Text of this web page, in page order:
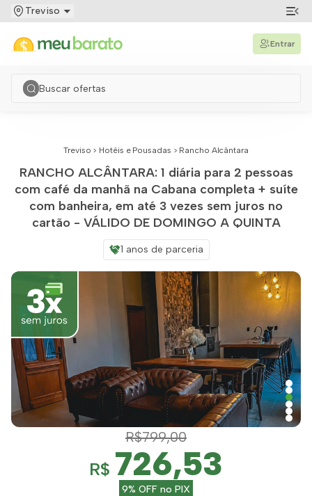
Treviso
Entrar
Treviso > Hotéis e Pousadas > Rancho Alcântara
RANCHO ALCÂNTARA: 1 diária para 2 pessoas
com café da manhã na Cabana completa + suíte
com banheira, em até 3 vezes sem juros no
cartão - VÁLIDO DE DOMINGO A QUINTA
1 anos de parceria
R$799,00
R$ 726,53
9% OFF no PIX